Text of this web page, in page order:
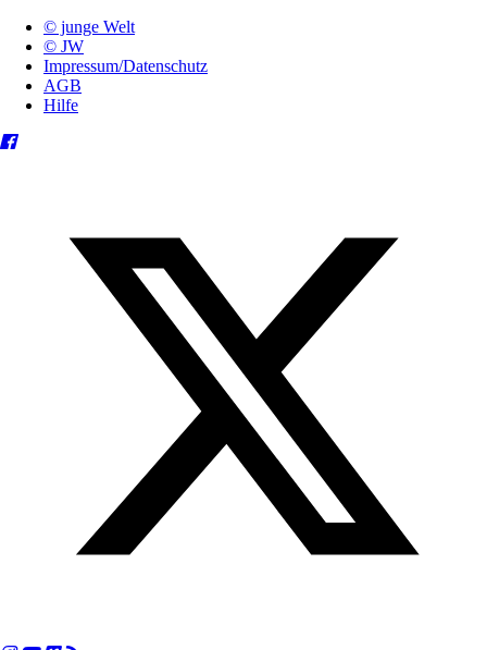
© junge Welt
© JW
Impressum/Datenschutz
AGB
Hilfe